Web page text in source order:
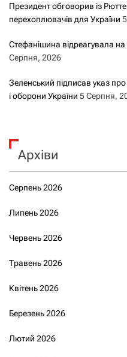
Президент обговорив із
перехоплювачів для України
Стефанішина відреагувала
Серпня, 2026
Зеленський підписав указ про
і оборони України 5 Серпня,
Архіви
Серпень 2026
Липень 2026
Червень 2026
Травень 2026
Квітень 2026
Березень 2026
Лютий 2026